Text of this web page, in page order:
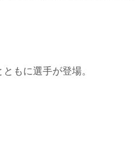
もに選手が登場。